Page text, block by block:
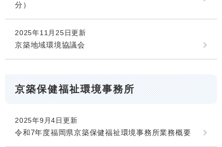
分）
2025年11月25日更新
京築地域環境協議会
京築保健福祉環境事務所
2025年9月4日更新
令和7年度福岡県京築保健福祉環境事務所業務概要